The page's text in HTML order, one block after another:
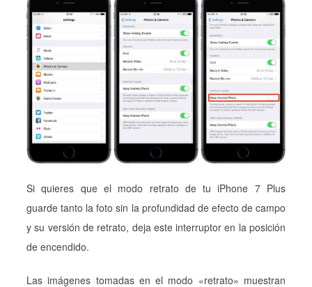
Si quieres que el modo retrato de tu iPhone 7 Plus
guarde tanto la foto sin la profundidad de efecto de campo
y su versión de retrato, deja este interruptor en la posición
de encendido.
Las imágenes tomadas en el modo «retrato» muestran